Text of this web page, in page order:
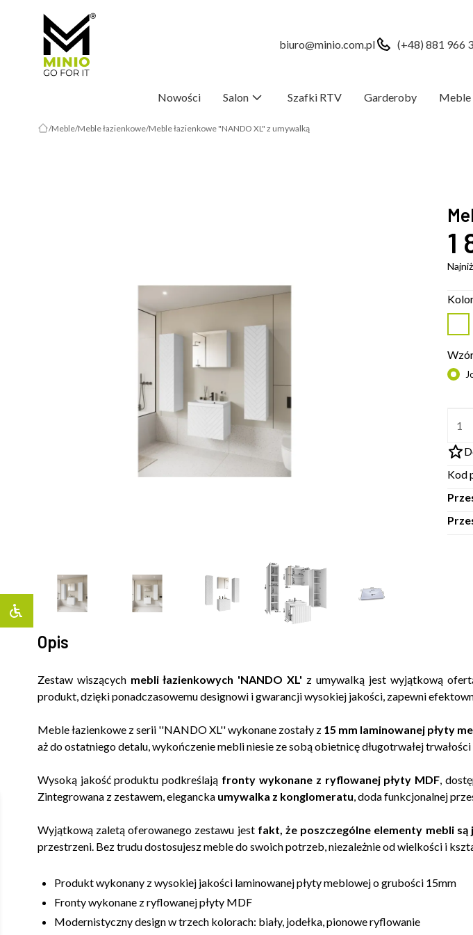
biuro@minio.com.pl (+48) 881 966
Nowości Salon Szafki RTV Garderoby Meble
Meble Meble łazienkowe Meble łazienkowe "NANDO XL" z umywalką
1
Kod
Opis
Zestaw wiszących mebli łazienkowych 'NANDO XL' z umywalką jest wyjątkową
produkt, dzięki ponadczasowemu designowi i gwarancji wysokiej jakości, zapewni
Meble łazienkowe z serii ''NANDO XL'' wykonane zostały z 15 mm laminowanej płyty
aż do ostatniego detalu, wykończenie mebli niesie ze sobą obietnicę długotrwałej
Wysoką jakość produktu podkreślają fronty wykonane z ryflowanej płyty MDF,
Zintegrowana z zestawem, elegancka umywalka z konglomeratu, doda funkcjonalnej
Wyjątkową zaletą oferowanego zestawu jest fakt, że poszczególne elementy mebli są
przestrzeni. Bez trudu dostosujesz meble do swoich potrzeb, niezależnie od wielkości i
Produkt wykonany z wysokiej jakości laminowanej płyty meblowej o grubości 15mm
Fronty wykonane z ryflowanej płyty MDF
Modernistyczny design w trzech kolorach: biały, jodełka, pionowe ryflowanie